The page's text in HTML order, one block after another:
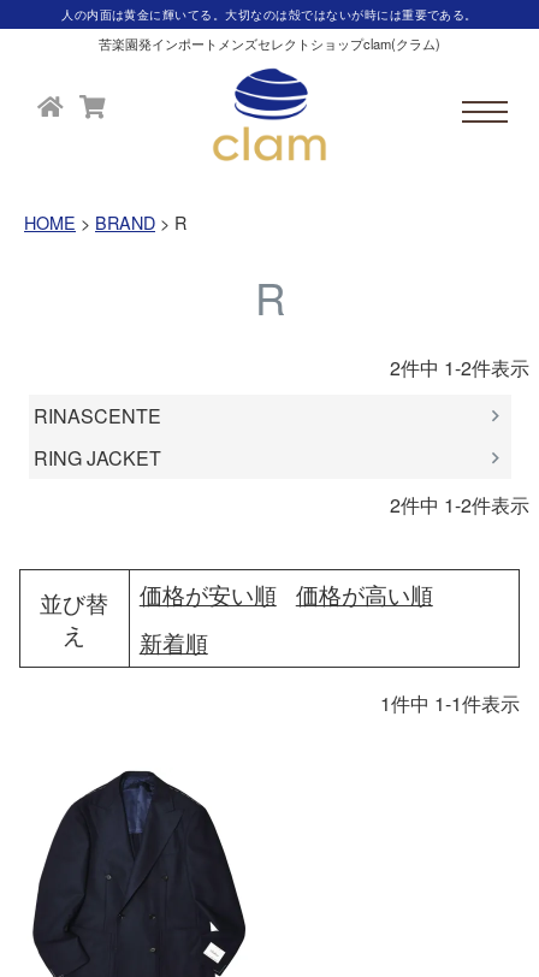
人の内面は黄金に輝いてる。大切なのは殻ではないが時には重要である。
苦楽園発インポートメンズセレクトショップclam(クラム)
HOME BRAND R
R
2件中 1-2件表示
RINASCENTE
RING JACKET
2件中 1-2件表示
並び替
え
価格が安い順
価格が高い順
新着順
1件中 1-1件表示